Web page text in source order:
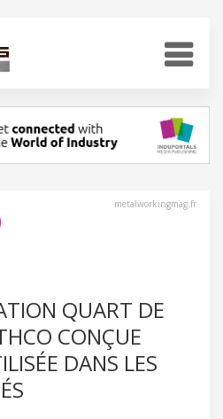
metalworkingmag.fr
QUART DE
CONÇUE
DANS LES